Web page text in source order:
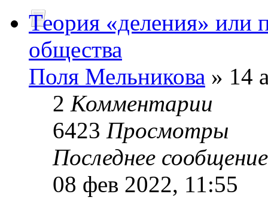
Теория «деления» или
общества
Поля Мельникова » 14
2 Комментарии
6423 Просмотры
Последнее
08 фев 2022, 11:55